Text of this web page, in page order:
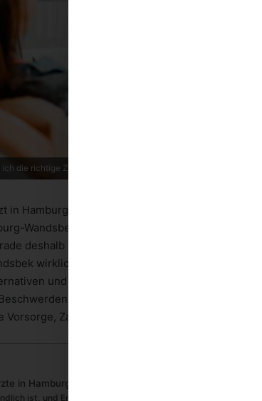
die richtige Zahnarztzpraxis?
in Hamburg sucht, landet oft bei lokalen Treffern,
Wandsbek ist die Auswahl groß, und zugleich
deshalb lohnt es sich, genauer hinzusehen:
wirklich an, wie wird beraten, und wie
und langfristige Zahngesundheit geht. Ein
lösen, sondern gemeinsam mit Ihnen
Vorsorge, Zahnerhalt und hochwertige
in Hamburg-Wandsbek erkennen
ist, und Entscheidungen, die gemeinsam getroffen